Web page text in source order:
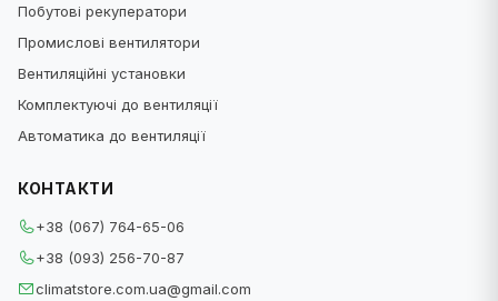
Побутові рекуператори
Промислові вентилятори
Вентиляційні установки
Комплектуючі до вентиляції
Автоматика до вентиляції
КОНТАКТИ
+38 (067) 764-65-06
+38 (093) 256-70-87
climatstore.com.ua@gmail.com